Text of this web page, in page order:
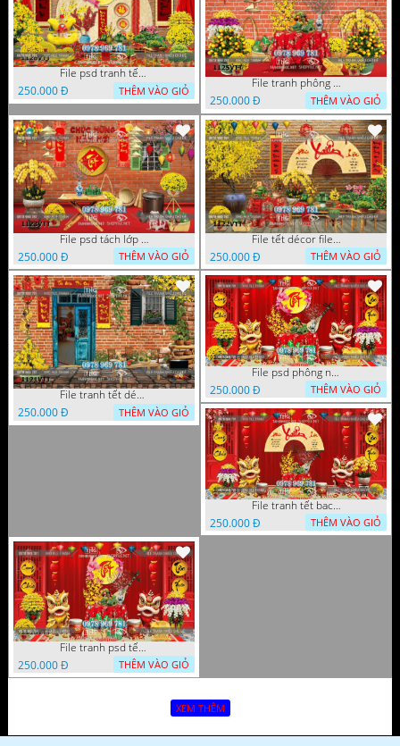
File psd tranh tết năm mới phông nền chụp hình tết décor 1126VTT
250.000 Đ
THÊM VÀO GIỎ
File tranh phông chụp hình tết file background tranh tết 1125VTT
250.000 Đ
THÊM VÀO GIỎ
File psd tách lớp tranh tết phông nền background trang trí 1123VTT
250.000 Đ
THÊM VÀO GIỎ
File tết décor file tranh background chụp hình tết 1122VTT
250.000 Đ
THÊM VÀO GIỎ
File tranh tết décor trang trí quán cà phê 1121VTT
250.000 Đ
THÊM VÀO GIỎ
File psd phông nền trang trí tết background chụp hình tết 1120VTT
250.000 Đ
THÊM VÀO GIỎ
File tranh tết background phông chụp hình tết tất niên 1119VTT
250.000 Đ
THÊM VÀO GIỎ
File tranh psd tết phông nền background tết 1116VTT
250.000 Đ
THÊM VÀO GIỎ
XEM THÊM